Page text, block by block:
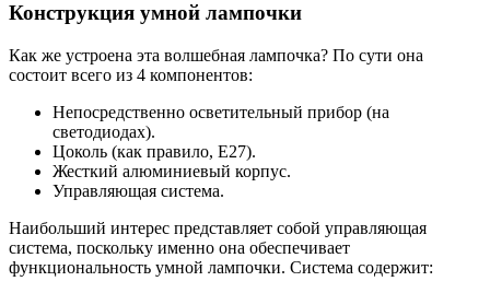
Конструкция умной лампочки
Как же устроена эта волшебная лампочка? По сути она
состоит всего из 4 компонентов:
Непосредственно осветительный прибор (на
светодиодах).
Цоколь (как правило, E27).
Жесткий алюминиевый корпус.
Управляющая система.
Наибольший интерес представляет собой управляющая
система, поскольку именно она обеспечивает
функциональность умной лампочки. Система содержит: